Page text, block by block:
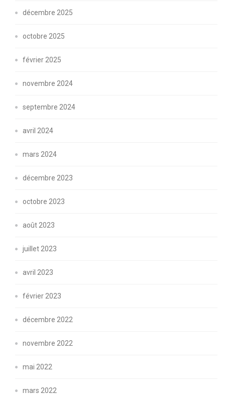
décembre 2025
octobre 2025
février 2025
novembre 2024
septembre 2024
avril 2024
mars 2024
décembre 2023
octobre 2023
août 2023
juillet 2023
avril 2023
février 2023
décembre 2022
novembre 2022
mai 2022
mars 2022